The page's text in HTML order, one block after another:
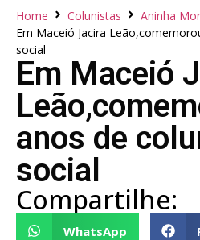
Home Colunistas
Aninha
Em Maceió Jacira
social
Em Maceió
anos de
social
Compartilhe:
WhatsApp